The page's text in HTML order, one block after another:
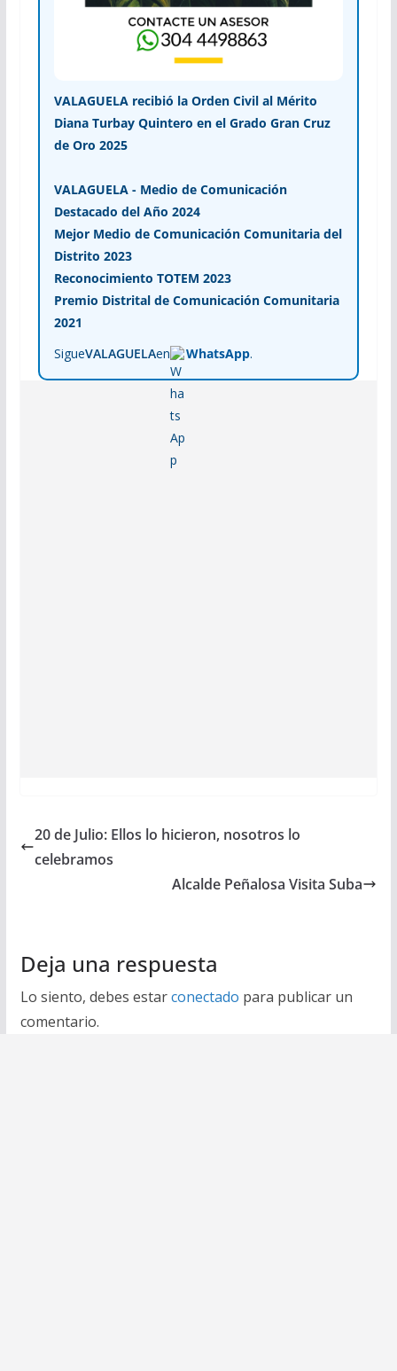
VALAGUELA recibió la Orden Civil al Mérito
Diana Turbay Quintero en el Grado Gran Cruz
de Oro 2025
VALAGUELA - Medio de Comunicación
Destacado del Año 2024
Mejor Medio de Comunicación Comunitaria del
Distrito 2023
Reconocimiento TOTEM 2023
Premio Distrital de Comunicación Comunitaria
2021
SigueVALAGUELAen WhatsApp.
20 de Julio: Ellos lo hicieron, nosotros lo
celebramos
Alcalde Peñalosa Visita Suba
Deja una respuesta
Lo siento, debes estarconectado para publicar un
comentario.